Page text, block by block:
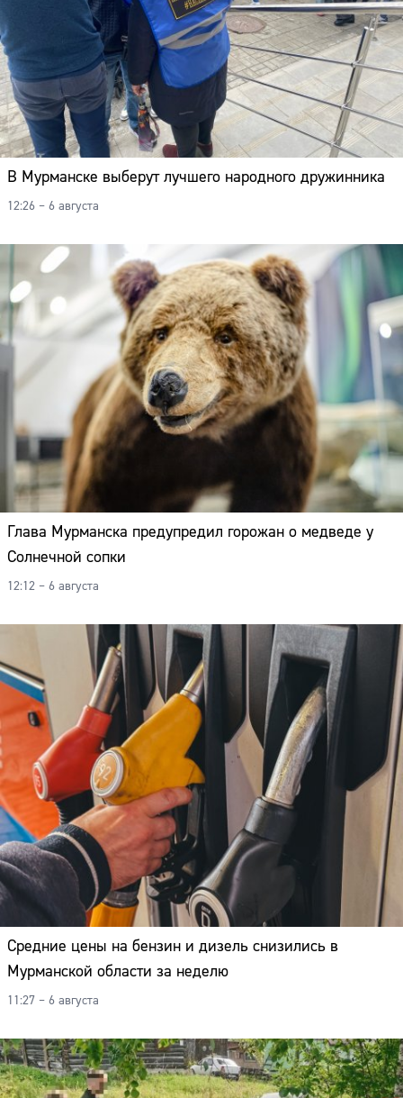
В Мурманске выберут лучшего народного дружинника
12:26 – 6 августа
Глава Мурманска предупредил горожан о медведе у
Солнечной сопки
12:12 – 6 августа
Средние цены на бензин и дизель снизились в
Мурманской области за неделю
11:27 – 6 августа